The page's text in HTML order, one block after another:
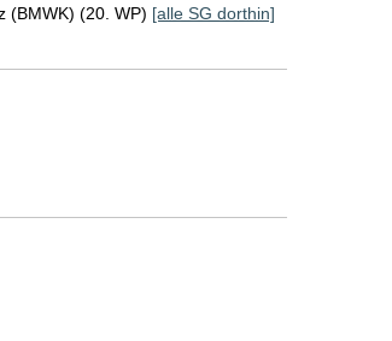
(BMWK) (20. WP) [alle SG dorthin]